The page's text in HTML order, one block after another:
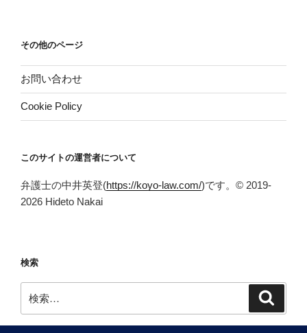
その他のページ
お問い合わせ
Cookie Policy
このサイトの運営者について
弁護士の中井英登(https://koyo-law.com/)です。© 2019-
2026 Hideto Nakai
検索
索: